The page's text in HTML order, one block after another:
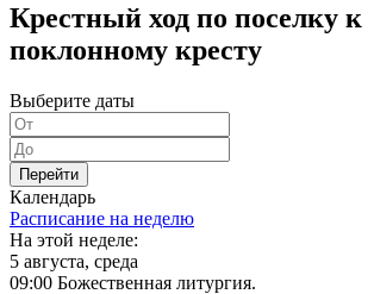
Крестный ход по поселку к
поклонному кресту
Выберите даты
Перейти
Календарь
Расписание на неделю
На этой неделе:
5 августа, среда
09:00 Божественная литургия.